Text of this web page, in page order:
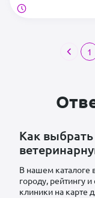
1
Как
В нашем каталоге
городу, рейтингу
клиники на карте